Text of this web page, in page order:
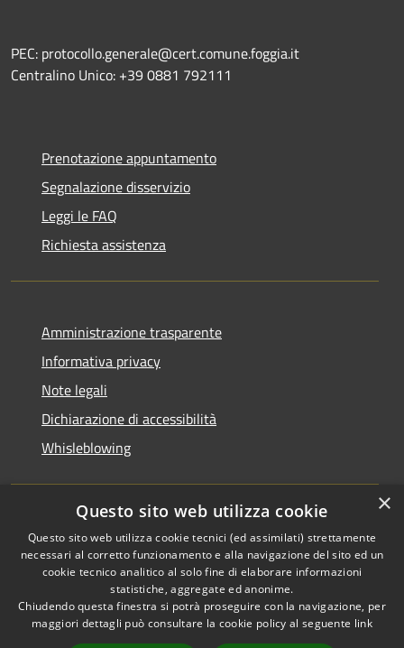
PEC: protocollo.generale@cert.comune.foggia.it
Centralino Unico: +39 0881 792111
Prenotazione appuntamento
Segnalazione disservizio
Leggi le FAQ
Richiesta assistenza
Amministrazione trasparente
Informativa privacy
Note legali
Dichiarazione di accessibilità
Whisleblowing
RSS
Accessibilità
Privacy
Cookie
Mappa del sito
Copyright © 2026 • Comune di
Foggia • Powered by
Municipium
Accesso
redazione
×
Questo sito web utilizza cookie
Questo sito web utilizza cookie tecnici (ed assimilati) strettamente
necessari al corretto funzionamento e alla navigazione del sito ed un
cookie tecnico analitico al solo fine di elaborare informazioni
statistiche, aggregate ed anonime.
Chiudendo questa finestra si potrà proseguire con la navigazione, per
maggiori dettagli può consultare la cookie policy al seguente link